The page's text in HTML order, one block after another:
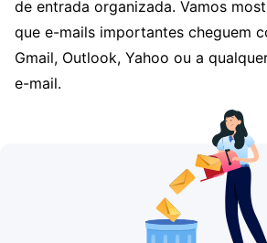
de entrada organizada. Vamos
que e-mails importantes cheguem
Gmail, Outlook, Yahoo ou a
e-mail.